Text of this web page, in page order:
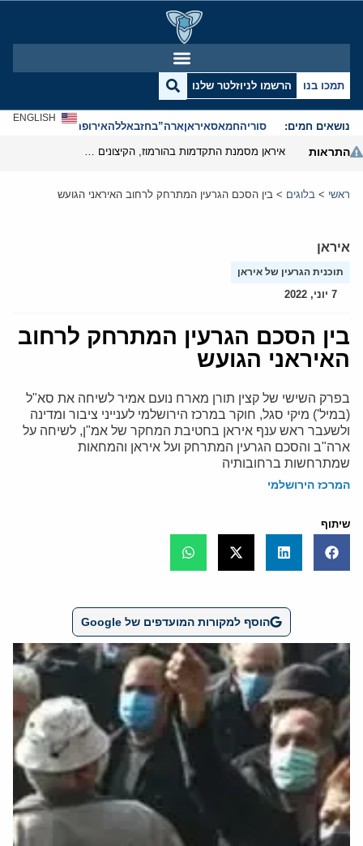
תמכו בנו הרשמו לניוזלטר שלנו
נושאים חמים: סוריהחמאסאיראןארה”בחזבאללהאירופהאנטישמיות
ENGLISH
התראות
ראשי > בלוגים > בין הסכם הגרעין המתרחק לרחוב האיראני הגועש
איראן
תוכנית הגרעין של איראן
7 יוני, 2022
בין הסכם הגרעין המתרחק לרחוב
האיראני הגועש
בפרק השישי של קצין תורן מארח נועם אמיר לשיחה את סא"ל
(במיל') מיקי סגל, חוקר במרכז הירושלמי לענייני ציבור ומדינה
ולשעבר ראש ענף איראן בחטיבת המחקר של אמ"ן, לשיחה על
ארה"ב והסכם הגרעין המתרחק ועל איראן והמחאות
שמתרחשות ברחובותיה
המרכז הירושלמי
שיתוף
הוסף למקורות המועדפים של Google